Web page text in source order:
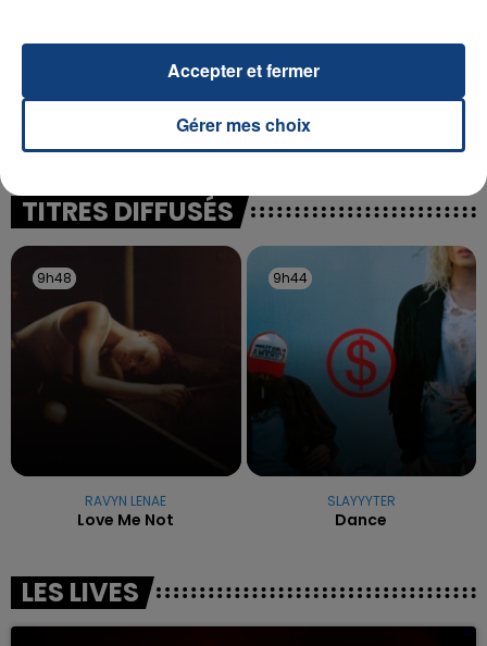
UNE ADOLESCENTE DEVANT SE FAIRE
OPÉRER DE LA CHEVILLE RESSORT DE LA...
excuses.
TITRES DIFFUSÉS
9h48
9h48
RAVYN LENAE
Love Me Not
9h44
9h44
SLAYYYTER
Dance
LES LIVES
Gérer mes choix
Accepter et fermer